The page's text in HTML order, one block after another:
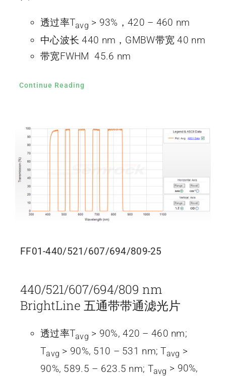
透过率Tavg > 93%，420 – 460 nm
中心波长 440 nm，GMBW带宽 40 nm
带宽FWHM 45.6 nm
Continue Reading
FF01-440/521/607/694/809-25
440/521/607/694/809 nm
BrightLine 五通带带通滤光片
透过率Tavg > 90%, 420 – 460 nm;
Tavg > 90%, 510 – 531 nm; Tavg >
90%, 589.5 – 623.5 nm; Tavg > 90%,